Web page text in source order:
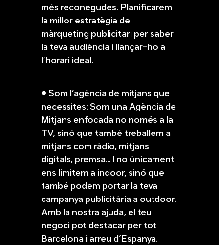
més reconegudes. Planificarem
la millor estratègia de
màrqueting publicitari per saber
la teva audiència i llançar-ho a
l’horari ideal.
● Som l’agència de mitjans que
necessites: Som una Agència de
Mitjans enfocada no només a la
TV, sinó que també treballem a
mitjans com ràdio, mitjans
digitals, premsa… I no únicament
ens limitem a indoor, sinó que
també podem portar la teva
campanya publicitària a outdoor.
Amb la nostra ajuda, el teu
negoci pot destacar per tot
Barcelona i arreu d’Espanya.